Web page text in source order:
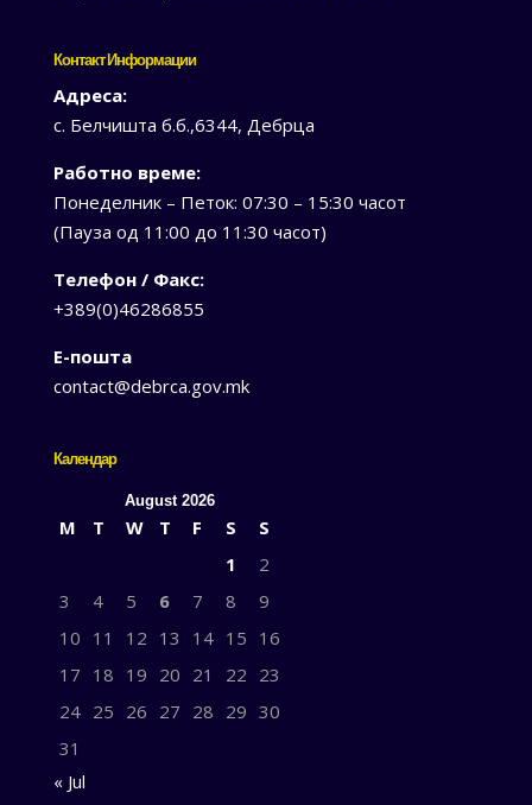
Контакт Информации
Адреса:
с. Белчишта б.б.,6344, Дебрца
Работно време:
Понеделник – Петок: 07:30 – 15:30 часот
(Пауза од 11:00 до 11:30 часот)
Телефон / Факс:
+389(0)46286855
Е-пошта
contact@debrca.gov.mk
Календар
August 2026
M T W T F S
S
1
2
3
4 5 6 7 8
9
10 11 12 13 14 15 16
17 18 19 20 21 22 23
24 25 26 27 28 29 30
31
« Jul